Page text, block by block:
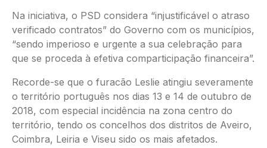
Na iniciativa, o PSD considera “injustificável o atraso
verificado contratos” do Governo com os municípios,
“sendo imperioso e urgente a sua celebração para
que se proceda à efetiva comparticipação financeira”.
Recorde-se que o furacão Leslie atingiu severamente
o território português nos dias 13 e 14 de outubro de
2018, com especial incidência na zona centro do
território, tendo os concelhos dos distritos de Aveiro,
Coimbra, Leiria e Viseu sido os mais afetados.